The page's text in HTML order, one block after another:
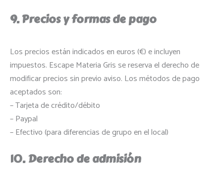
9. Precios y formas de pago
Los precios están indicados en euros (€) e incluyen
impuestos. Escape Materia Gris se reserva el derecho de
modificar precios sin previo aviso. Los métodos de pago
aceptados son:
– Tarjeta de crédito/débito
– Paypal
– Efectivo (para diferencias de grupo en el local)
10. Derecho de admisión